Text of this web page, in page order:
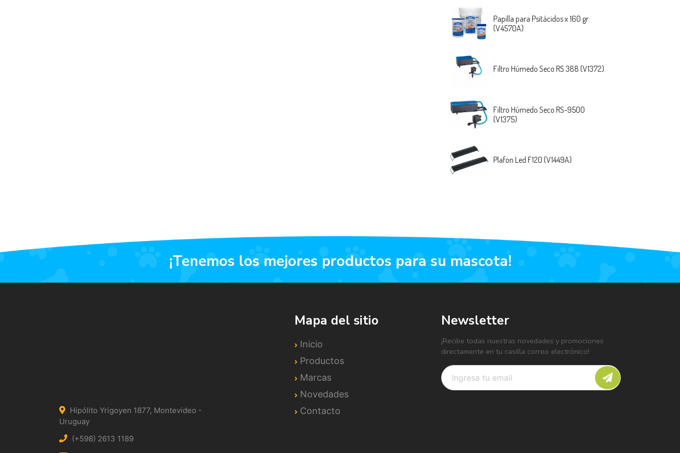
Papilla para Psitácidos x 160 gr
(V4570A)
Filtro Húmedo Seco RS 388 (V1372)
Filtro Húmedo Seco RS-9500
(V1375)
Plafon Led F120 (V1449A)
¡tenemos los mejores productos para su mascota!
Hipólito Yrigoyen 1877, Montevideo -
Uruguay
(+598) 2613 1189
Mapa del sitio
Inicio
Productos
Marcas
Novedades
Contacto
Newsletter
¡Recibe todas nuestras novedades y promociones
directamente en tu casilla correo electrónico!